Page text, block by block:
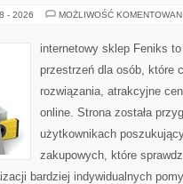
- 2026 MOŻLIWOŚĆ
internetowy sklep Feniks
przestrzeń dla osób, które
rozwiązania, atrakcyjne
online. Strona została
użytkownikach
zakupowych, które
bardziej indywidualnych